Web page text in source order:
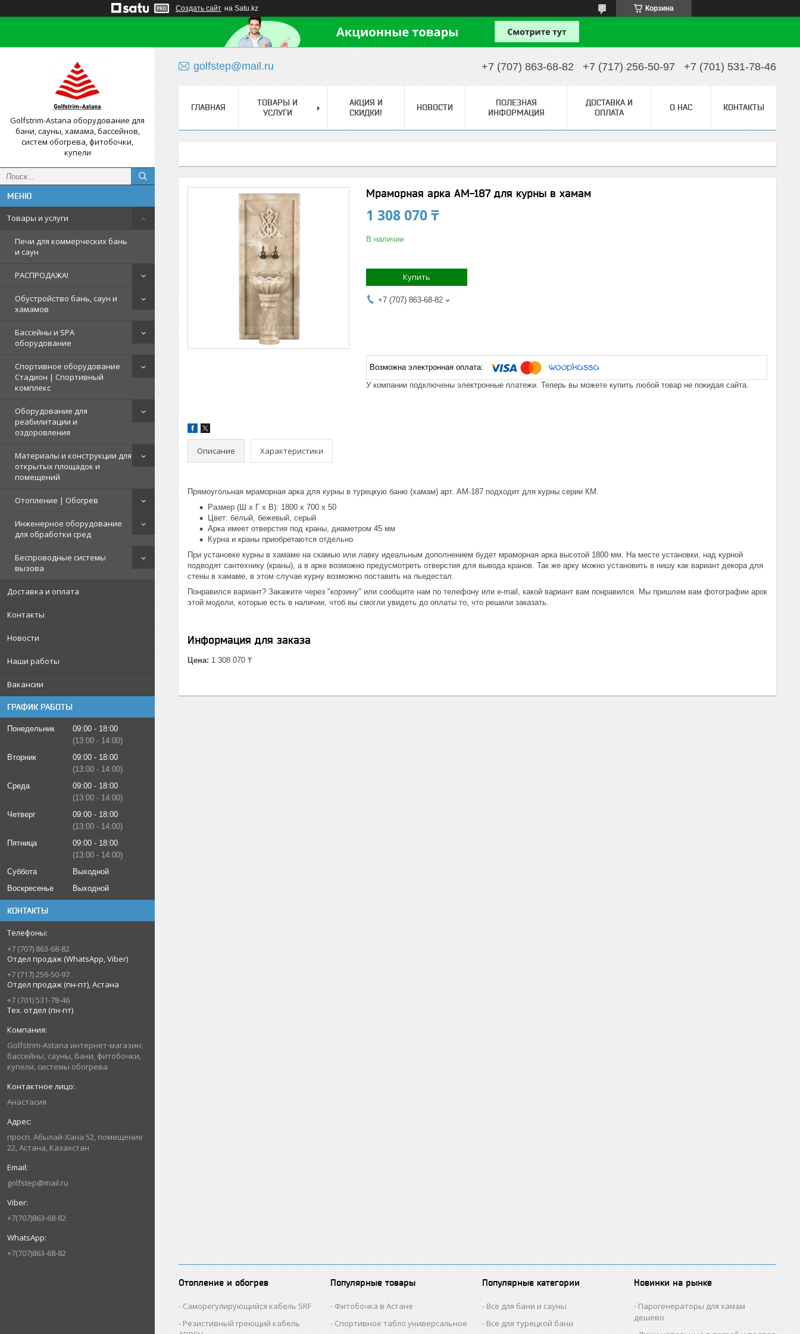
Создать сайт на Satu.kz Корзина
Golfstrim-Astana оборудование для
бани, сауны, хамама, бассейнов,
систем обогрева, фитобочки,
купели
Товары и услуги
Печи для коммерческих бань
и саун
РАСПРОДАЖА!
Обустройство бань, саун и
хамамов
Бассейны и SPA
оборудование
Спортивное оборудование
Стадион | Cпортивный
комплекс
Оборудование для
реабилитации и
оздоровления
Материалы и конструкции для
открытых площадок и
помещений
Отопление | Обогрев
Инженерное оборудование
для обработки сред
Беспроводные системы
вызова
Доставка и оплата
Контакты
Новости
Наши работы
Вакансии
ГРАФИК РАБОТЫ
Понедельник 09:00
18:00
13:00
14:00
Вторник
09:00
18:00
13:00
14:00
Среда
09:00
18:00
13:00
14:00
Четверг
09:00
18:00
13:00
14:00
Пятница
09:00
18:00
13:00
14:00
Суббота
Выходной
Воскресенье
Выходной
КОНТАКТЫ
+7 (707) 863-68-82
Отдел продаж (WhatsApp, Viber)
+7 (717) 256-50-97
Отдел продаж (пн-пт), Астана
+7 (701) 531-78-46
Тех. отдел (пн-пт)
Golfstrim-Astana интернет-магазин:
бассейны, сауны, бани, фитобочки,
купели, системы обогрева
Анастасия
просп. Абылай-Хана 52, помещение
22, Астана, Казахстан
golfstep@mail.ru
+7(707)863-68-82
+7(707)863-68-82
golfstep@mail.ru +7 (707) 863-68-82 +7 (717) 256-50-97 +7 (701) 531-78-46
ГЛАВНАЯ
ТОВАРЫ И
УСЛУГИ
АКЦИЯ И
СКИДКИ!
НОВОСТИ
ПОЛЕЗНАЯ
ИНФОРМАЦИЯ
ДОСТАВКА И
ОПЛАТА
О НАС КОНТАКТЫ
Мраморная арка АМ-187 для курны в хамам
1 308 070 ₸
В наличии
Купить
+7 (707) 863-68-82
У компании подключены электронные платежи. Теперь вы можете купить любой товар не покидая сайта.
Описание Характеристики
Прямоугольная мраморная арка для курны в турецкую баню (хамам) арт. АМ-187 подходит для курны серии КМ.
Размер (Ш х Г х В): 1800 х 700 х 50
Цвет: белый, бежевый, серый
Арка имеет отверстия под краны, диаметром 45 мм
Курна и краны приобретаются отдельно
При установке курны в хамаме на скамью или лавку идеальным дополнением будет мраморная арка высотой 1800 мм. На месте установки, над курной
подводят сантехнику (краны), а в арке возможно предусмотреть отверстия для вывода кранов. Так же арку можно установить в нишу как вариант декора для
стены в хамаме, в этом случае курну возможно поставить на пьедестал.
Понравился вариант? Закажите через "корзину" или сообщите нам по телефону или e-mail, какой вариант вам понравился. Мы пришлем вам фотографии арок
этой модели, которые есть в наличии, чтоб вы смогли увидеть до оплаты то, что решили заказать.
Информация для заказа
Цена: 1 308 070 ₸
Отопление и обогрев
Саморегулирующийся кабель SRF
Резистивный греющий кабель
Популярные товары
Фитобочка в Астане
Спортивное табло универсальное
Популярные категории
Все для бани и сауны
Все для турецкой бани
Новинки на рынке
Парогенераторы для хамам
дешево